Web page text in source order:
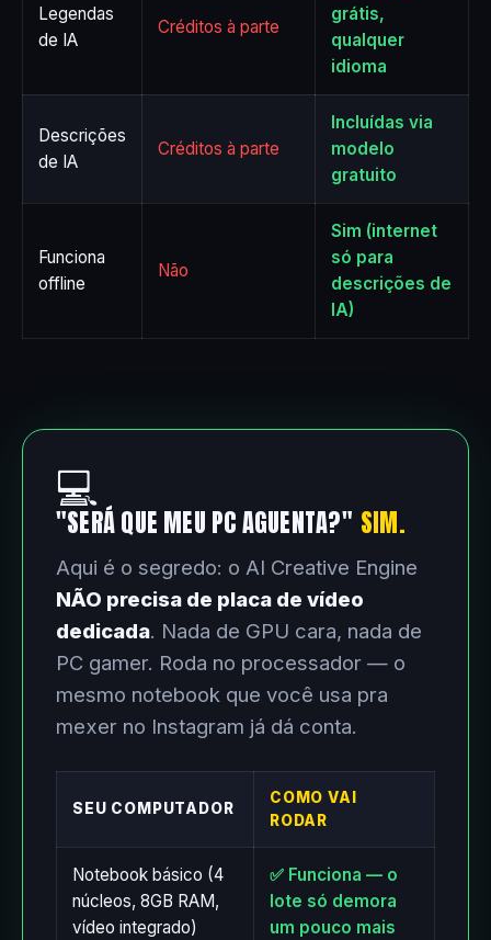
Legendas
de IA
Créditos à parte
grátis,
qualquer
idioma
Descrições
de IA
Créditos à parte
Incluídas via
modelo
gratuito
Funciona
offline
Não
Sim (internet
só para
descrições de
IA)
💻
"SERÁ QUE MEU PC AGUENTA?" SIM.
Aqui é o segredo: o AI Creative Engine
NÃO precisa de placa de vídeo
dedicada. Nada de GPU cara, nada de
PC gamer. Roda no processador — o
mesmo notebook que você usa pra
mexer no Instagram já dá conta.
SEU COMPUTADOR
COMO VAI
RODAR
Notebook básico (4
núcleos, 8GB RAM,
vídeo integrado)
✅ Funciona — o
lote só demora
um pouco mais